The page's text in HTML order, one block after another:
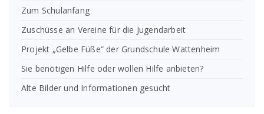
Zum Schulanfang
Zuschüsse an Vereine für die Jugendarbeit
Projekt „Gelbe Füße“ der Grundschule Wattenheim
Sie benötigen Hilfe oder wollen Hilfe anbieten?
Alte Bilder und Informationen gesucht